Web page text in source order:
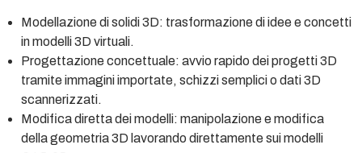
Modellazione di solidi 3D: trasformazione di idee e concetti
in modelli 3D virtuali.
Progettazione concettuale: avvio rapido dei progetti 3D
tramite immagini importate, schizzi semplici o dati 3D
scannerizzati.
Modifica diretta dei modelli: manipolazione e modifica
della geometria 3D lavorando direttamente sui modelli